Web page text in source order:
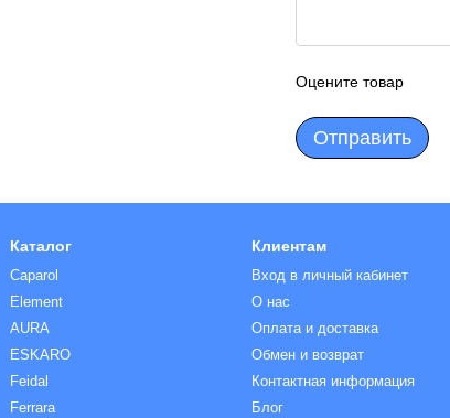
Оцените товар
Отправить
Каталог
Caparol
Element
AURA
ESKARO
Feidal
Ferrara
Клиентам
Вход в личный кабинет
О нас
Оплата и доставка
Обмен и возврат
Контактная информация
Блог